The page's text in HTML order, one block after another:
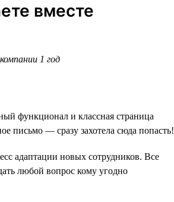
вместе
1 год
функционал и классная страница
письмо — сразу захотела сюда попасть!
адаптации новых сотрудников. Все
любой вопрос кому угодно